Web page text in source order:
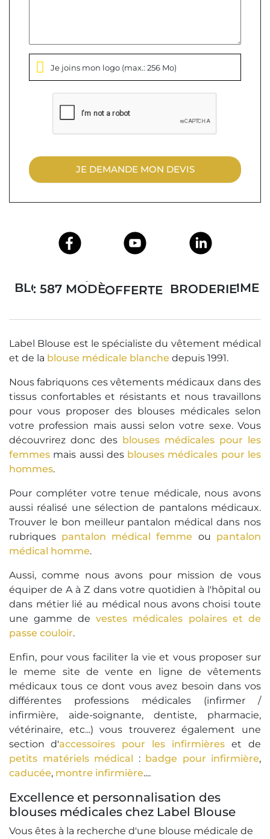
Je joins mon logo (max.: 256 Mo)
JE DEMANDE MON DEVIS
BLOUSE MÉDICALE FEMME ET HOMME : 587 MODÈLES AVEC BRODERIE OFFERTE
Label Blouse est le spécialiste du vêtement médical
et de la blouse médicale blanche depuis 1991.
Nous fabriquons ces vêtements médicaux dans des
tissus confortables et résistants et nous travaillons
pour vous proposer des blouses médicales selon
votre profession mais aussi selon votre sexe. Vous
découvrirez donc des blouses médicales pour les
femmes mais aussi des blouses médicales pour les
hommes.
Pour compléter votre tenue médicale, nous avons
aussi réalisé une sélection de pantalons médicaux.
Trouver le bon meilleur pantalon médical dans nos
rubriques pantalon médical femme ou pantalon
médical homme.
Aussi, comme nous avons pour mission de vous
équiper de A à Z dans votre quotidien à l'hôpital ou
dans métier lié au médical nous avons choisi toute
une gamme de vestes médicales polaires et de
passe couloir.
Enfin, pour vous faciliter la vie et vous proposer sur
le meme site de vente en ligne de vêtements
médicaux tous ce dont vous avez besoin dans vos
différentes professions médicales (infirmer /
infirmière, aide-soignante, dentiste, pharmacie,
vétérinaire, etc...) vous trouverez également une
section d'accessoires pour les infirmières et de
petits matériels médical : badge pour infirmière,
caducée, montre infirmière....
Excellence et personnalisation des
blouses médicales chez Label Blouse
Vous êtes à la recherche d'une blouse médicale de